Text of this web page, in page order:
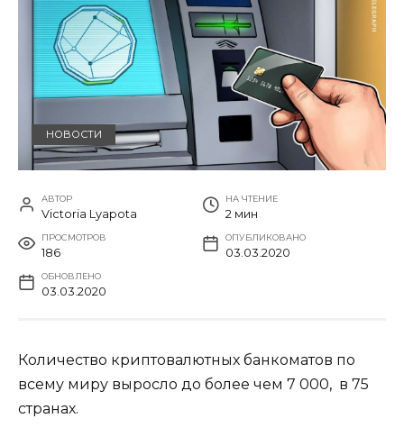
НОВОСТИ
АВТОР
Victoria Lyapota
НА ЧТЕНИЕ
2 мин
ПРОСМОТРОВ
186
ОПУБЛИКОВАНО
03.03.2020
ОБНОВЛЕНО
03.03.2020
Количество криптовалютных банкоматов по
всему миру выросло до более чем 7 000, в 75
странах.